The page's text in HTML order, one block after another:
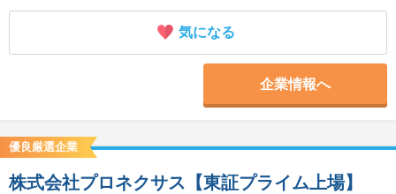
気になる
企業情報へ
優良厳選企業
株式会社プロネクサス【東証プライム上場】